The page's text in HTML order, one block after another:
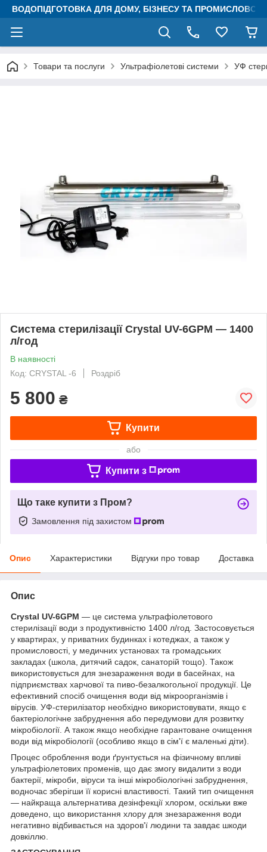
ВОДОПІДГОТОВКА ДЛЯ ДОМУ, БІЗНЕСУ ТА
Товари та послуги Ультрафіолетові системи УФ
Система стерилізації Crystal UV-6GPM — 1400
л/год
В наявності
Код: CRYSTAL -6
Роздріб
5 800 ₴
Купити
або
Купити з
Що таке купити з Пром?
Замовлення під захистом
Опис Характеристики Відгуки про товар Доставка
Опис
Crystal UV-6GPM — це система ультрафіолетового
стерилізації води з продуктивністю 1400 л/год. Застосовується
у квартирах, у приватних будинках і котеджах, а також у
промисловості, у медичних установах та громадських
закладах (школа, дитячий садок, санаторій тощо). Також
використовується для знезараження води в басейнах, на
підприємствах харчової та пиво-безалкогольної продукції. Це
ефективний спосіб очищення води від мікроорганізмів і
вірусів. УФ-стерилізатор необхідно використовувати, якщо є
бактеріологічне забруднення або передумови для розвитку
мікробіології. А також якщо необхідне гарантоване очищення
води від мікробіології (особливо якщо в сім'ї є маленькі діти).
Процес оброблення води ґрунтується на фізичному впливі
ультрафіолетових променів, що дає змогу видалити з води
бактерії, мікроби, віруси та інші мікробіологічні забруднення,
водночас зберігши її корисні властивості. Такий тип очищення
— найкраща альтернатива дезінфекції хлором, оскільки вже
доведено, що використання хлору для знезараження води
негативно відбивається на здоров'ї людини та завдає шкоди
довкіллю.